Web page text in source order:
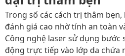
Trong số các cách trị thâm bẹn,
đánh giá cao nhờ tính an toàn
Công nghệ laser sử dụng bước
động trực tiếp vào lớp da chứa